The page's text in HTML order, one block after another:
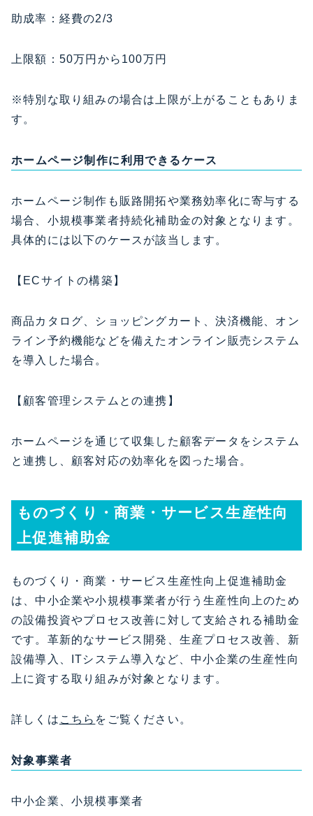
助成率：経費の2/3
上限額：50万円から100万円
※特別な取り組みの場合は上限が上がることもありま
す。
ホームページ制作に利用できるケース
ホームページ制作も販路開拓や業務効率化に寄与する
場合、小規模事業者持続化補助金の対象となります。
具体的には以下のケースが該当します。
【​ECサイトの構築】
商品カタログ、ショッピングカート、決済機能、オン
ライン予約機能などを備えたオンライン販売システム
を導入した場合。
【顧客管理システムとの連携】
ホームページを通じて収集した顧客データをシステム
と連携し、顧客対応の効率化を図った場合。
ものづくり・商業・サービス生産性向
上促進補助金
ものづくり・商業・サービス生産性向上促進補助金
は、中小企業や小規模事業者が行う生産性向上のため
の設備投資やプロセス改善に対して支給される補助金
です。革新的なサービス開発、生産プロセス改善、新
設備導入、ITシステム導入など、中小企業の生産性向
上に資する取り組みが対象となります。
詳しくは こちら をご覧ください。
対象事業者
中小企業、小規模事業者